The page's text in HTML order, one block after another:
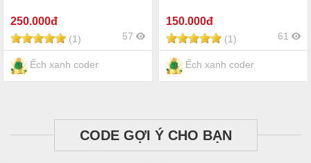
250.000đ
(1) 57
Ếch xanh coder
150.000đ
(1) 61
Ếch xanh coder
CODE GỢI Ý CHO BẠN